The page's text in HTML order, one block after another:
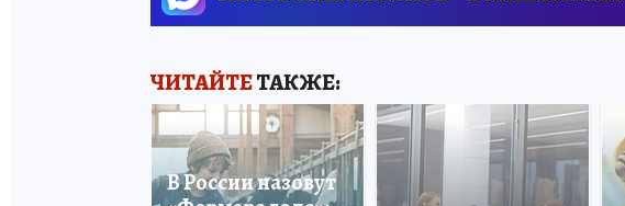
ЧИТАЙТЕТАКЖЕ:
В России назовут